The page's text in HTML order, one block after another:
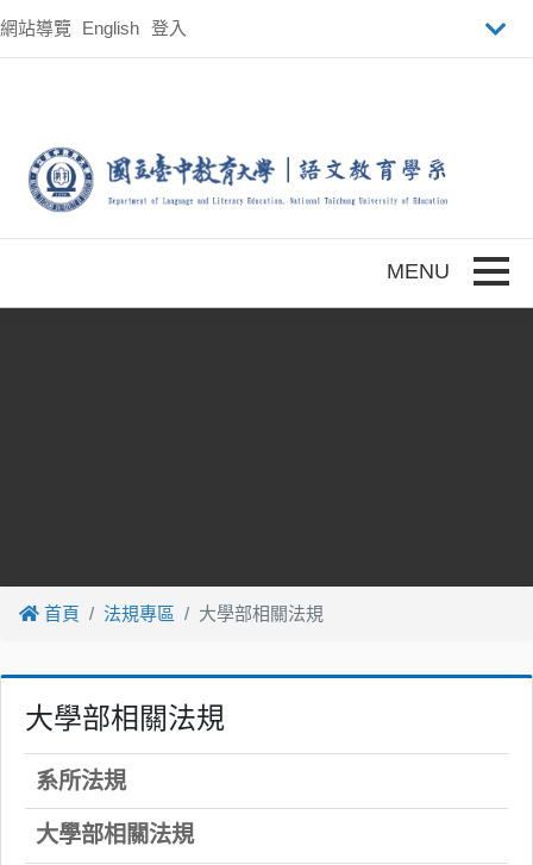
網站導覽 English 登入
首頁 法規專區 大學部相關法規
大學部相關法規
系所法規
大學部相關法規